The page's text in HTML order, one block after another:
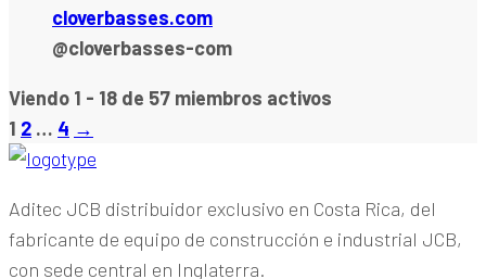
cloverbasses.com
@cloverbasses-com
Viendo 1 - 18 de 57 miembros activos
1 2 … 4 →
Aditec JCB distribuidor exclusivo en Costa Rica, del
fabricante de equipo de construcción e industrial JCB,
con sede central en Inglaterra.